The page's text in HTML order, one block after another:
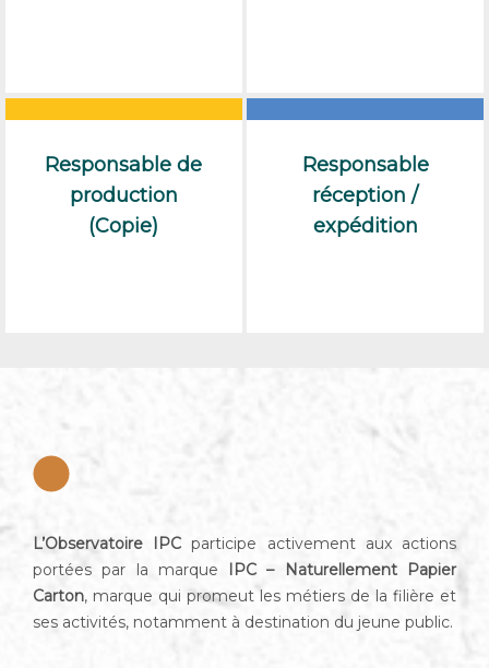
Responsable de
production
(Copie)
Responsable
réception /
expédition
L’Observatoire IPC participe activement aux actions
portées par la marque
IPC – Naturellement Papier
Carton, marque qui promeut les métiers de la filière et
ses activités, notamment à destination du jeune public.